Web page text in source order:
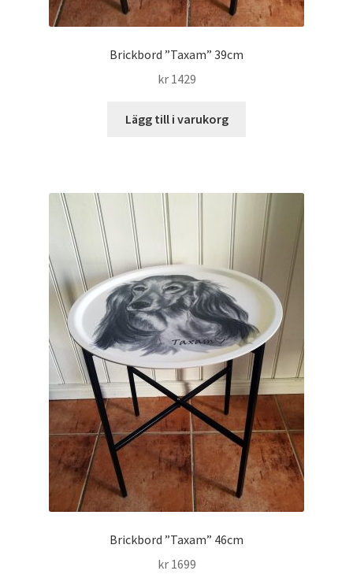
Brickbord ”Taxam” 39cm
kr1429
Lägg till i varukorg
Brickbord ”Taxam” 46cm
kr1699